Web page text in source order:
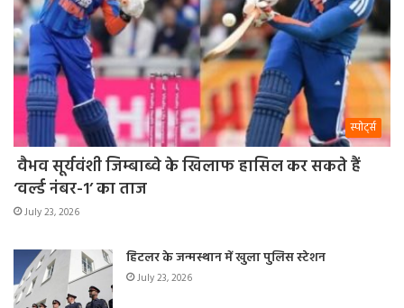
स्पोर्ट्स
वैभव सूर्यवंशी जिम्बाब्वे के खिलाफ हासिल कर सकते हैं
‘वर्ल्ड नंबर-1’ का ताज
July 23, 2026
हिटलर के जन्मस्थान में खुला पुलिस स्टेशन
July 23, 2026